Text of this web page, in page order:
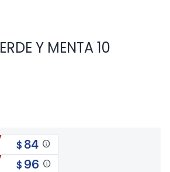
Y MENTA 10
$ 84 info
$ 96 info